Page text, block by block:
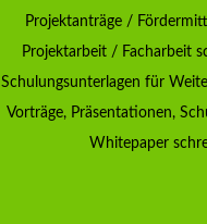
Projektanträge /
Projektarbeit / Facharbeit
Schulungsunterlagen für
Vorträge, Präsentationen,
Whitepaper